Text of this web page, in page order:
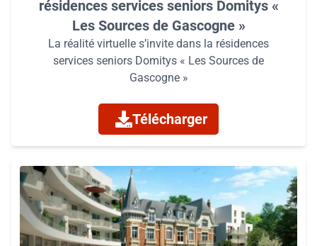
résidences services seniors Domitys «
Les Sources de Gascogne »
La réalité virtuelle s’invite dans la résidences
services seniors Domitys « Les Sources de
Gascogne »
Télécharger